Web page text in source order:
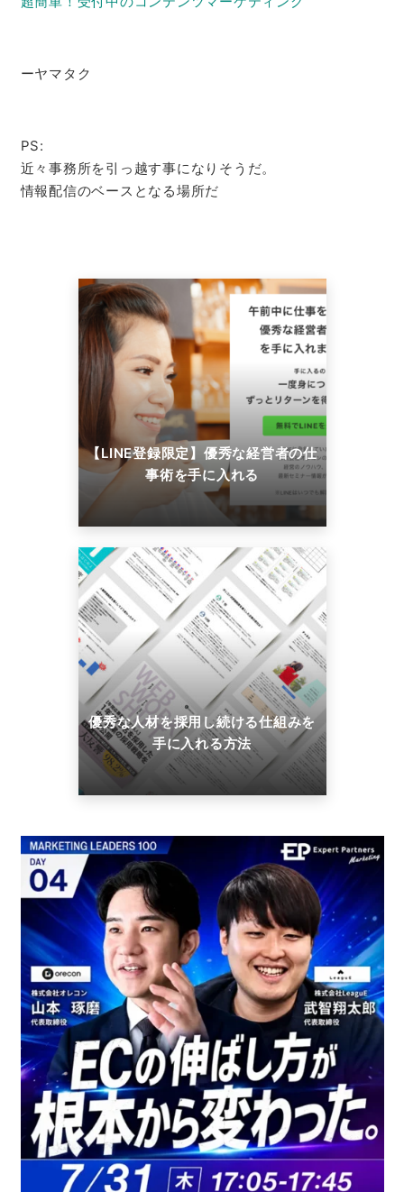
ーヤマタク
PS:
近々事務所を引っ越す事になりそうだ。
情報配信のベースとなる場所だ
【LINE登録限定】優秀な経営者の仕
事術を手に入れる
優秀な人材を採用し続ける仕組みを
手に入れる方法